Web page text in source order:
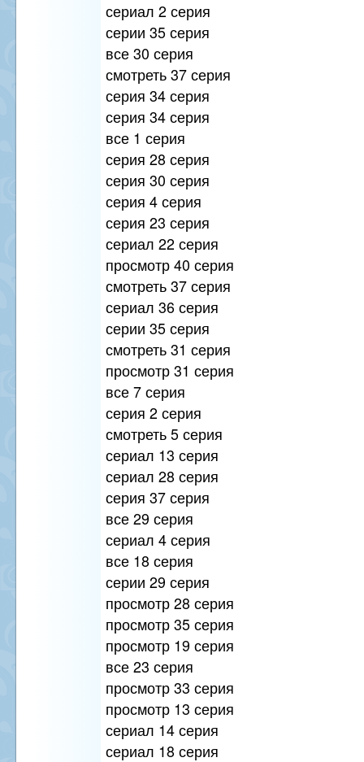
сериал 2 серия
серии 35 серия
все 30 серия
смотреть 37 серия
серия 34 серия
серия 34 серия
все 1 серия
серия 28 серия
серия 30 серия
серия 4 серия
серия 23 серия
сериал 22 серия
просмотр 40 серия
смотреть 37 серия
сериал 36 серия
серии 35 серия
смотреть 31 серия
просмотр 31 серия
все 7 серия
серия 2 серия
смотреть 5 серия
сериал 13 серия
сериал 28 серия
серия 37 серия
все 29 серия
сериал 4 серия
все 18 серия
серии 29 серия
просмотр 28 серия
просмотр 35 серия
просмотр 19 серия
все 23 серия
просмотр 33 серия
просмотр 13 серия
сериал 14 серия
сериал 18 серия